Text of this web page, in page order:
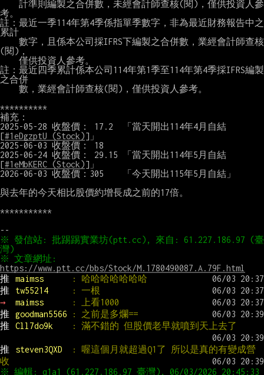
考。
註：最近一季114年第4季係指單季數字，非為最近財務報告中之
累計
(閱)，
註：最近四季累計係本公司114年第1季至114年第4季採IFRS編製
之合併
**********
補充：
2025-05-28 收盤價： 17.2  「當天開出114年4月自結
[#1eDgzptU (Stock)]」
2025-06-03 收盤價： 18
2025-06-24 收盤價： 29.15 「當天開出114年5月自結
[#1eMbKERC (Stock)]」
2026-06-03 收盤價：305    「今天開出115年5月自結」
與去年的今天相比股價約增長成之前的17倍。
***********
※ 發信站: 批踢踢實業坊(ptt.cc), 來自: 61.227.186.97 (臺
https://www.ptt.cc/bbs/Stock/M.1780490087.A.79F.html
推
maimss
: 哈哈哈哈哈哈哈
推
tw55214
: 一根
→
maimss
: 上看1000
推
goodman5566
: 之前是多爛==
推
Cll7do9k : 滿不錯的 但股價老早就噴到天上去了
推 steven3QXD
: 喔這個月就超過Q1了 所以是真的有變成營
收